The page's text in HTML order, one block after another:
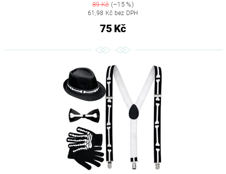
89 Kč(–15 %)
61,98 Kč bez DPH
75 Kč